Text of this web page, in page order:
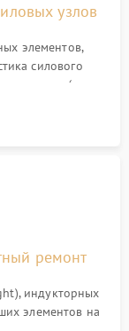
узлов
элементов,
силового
(для
(для газовых
ремонт
индукторных
элементов на